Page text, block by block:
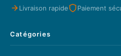
Livraison rapide Paiement
Catégories